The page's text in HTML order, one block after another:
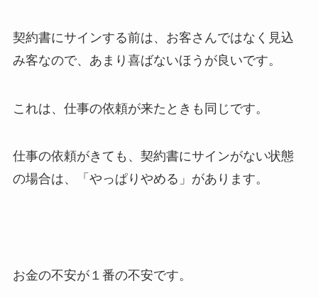
契約書にサインする前は、お客さんではなく見込
み客なので、あまり喜ばないほうが良いです。
これは、仕事の依頼が来たときも同じです。
仕事の依頼がきても、契約書にサインがない状態
の場合は、「やっぱりやめる」があります。
お金の不安が１番の不安です。